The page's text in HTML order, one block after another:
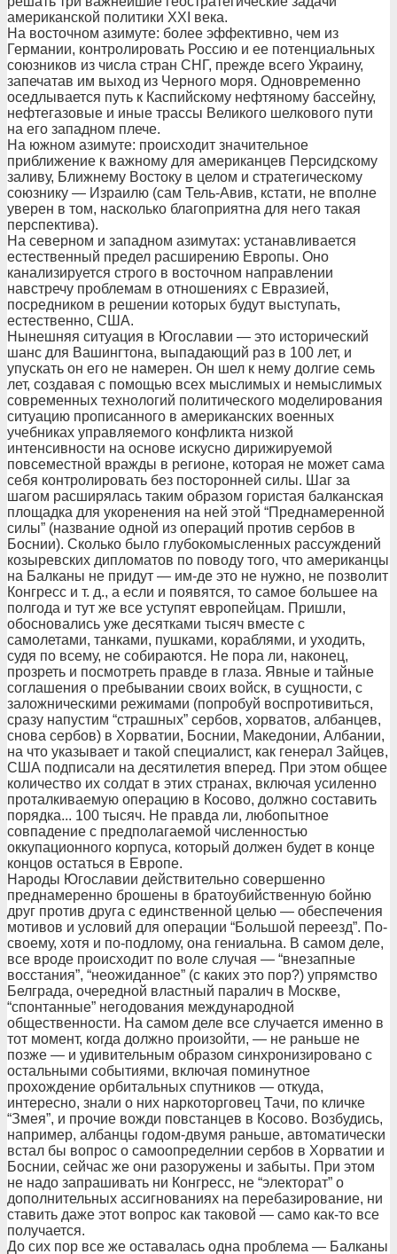
американской политики ХХI века.
На восточном азимуте: более эффективно, чем из
Германии, контролировать Россию и ее потенциальных
союзников из числа стран СНГ, прежде всего Украину,
запечатав им выход из Черного моря. Одновременно
оседлывается путь к Каспийскому нефтяному бассейну,
нефтегазовые и иные трассы Великого шелкового пути
на его западном плече.
На южном азимуте: происходит значительное
приближение к важному для американцев Персидскому
заливу, Ближнему Востоку в целом и стратегическому
союзнику — Израилю (сам Тель-Авив, кстати, не вполне
уверен в том, насколько благоприятна для него такая
перспектива).
На северном и западном азимутах: устанавливается
естественный предел расширению Европы. Оно
канализируется строго в восточном направлении
навстречу проблемам в отношениях с Евразией,
посредником в решении которых будут выступать,
естественно, США.
Нынешняя ситуация в Югославии — это исторический
шанс для Вашингтона, выпадающий раз в 100 лет, и
упускать он его не намерен. Он шел к нему долгие семь
лет, создавая с помощью всех мыслимых и немыслимых
современных технологий политического моделирования
ситуацию прописанного в американских военных
учебниках управляемого конфликта низкой
интенсивности на основе искусно дирижируемой
повсеместной вражды в регионе, которая не может сама
себя контролировать без посторонней силы. Шаг за
шагом расширялась таким образом гористая балканская
площадка для укоренения на ней этой “Преднамеренной
силы” (название одной из операций против сербов в
Боснии). Сколько было глубокомысленных рассуждений
козыревских дипломатов по поводу того, что американцы
на Балканы не придут — им-де это не нужно, не позволит
Конгресс и т. д., а если и появятся, то самое большее на
полгода и тут же все уступят европейцам. Пришли,
обосновались уже десятками тысяч вместе с
самолетами, танками, пушками, кораблями, и уходить,
судя по всему, не собираются. Не пора ли, наконец,
прозреть и посмотреть правде в глаза. Явные и тайные
соглашения о пребывании своих войск, в сущности, с
заложническими режимами (попробуй воспротивиться,
сразу напустим “страшных” сербов, хорватов, албанцев,
снова сербов) в Хорватии, Боснии, Македонии, Албании,
на что указывает и такой специалист, как генерал Зайцев,
США подписали на десятилетия вперед. При этом общее
количество их солдат в этих странах, включая усиленно
проталкиваемую операцию в Косово, должно составить
порядка... 100 тысяч. Не правда ли, любопытное
совпадение с предполагаемой численностью
оккупационного корпуса, который должен будет в конце
концов остаться в Европе.
Народы Югославии действительно совершенно
преднамеренно брошены в братоубийственную бойню
друг против друга с единственной целью — обеспечения
мотивов и условий для операции “Большой переезд”. По-
своему, хотя и по-подлому, она гениальна. В самом деле,
все вроде происходит по воле случая — “внезапные
восстания”, “неожиданное” (с каких это пор?) упрямство
Белграда, очередной властный паралич в Москве,
“спонтанные” негодования международной
общественности. На самом деле все случается именно в
тот момент, когда должно произойти, — не раньше не
позже — и удивительным образом синхронизировано с
остальными событиями, включая поминутное
прохождение орбитальных спутников — откуда,
интересно, знали о них наркоторговец Тачи, по кличке
“Змея”, и прочие вожди повстанцев в Косово. Возбудись,
например, албанцы годом-двумя раньше, автоматически
встал бы вопрос о самоопределнии сербов в Хорватии и
Боснии, сейчас же они разоружены и забыты. При этом
не надо запрашивать ни Конгресс, не “электорат” о
дополнительных ассигнованиях на перебазирование, ни
ставить даже этот вопрос как таковой — само как-то все
получается.
До сих пор все же оставалась одна проблема — Балканы